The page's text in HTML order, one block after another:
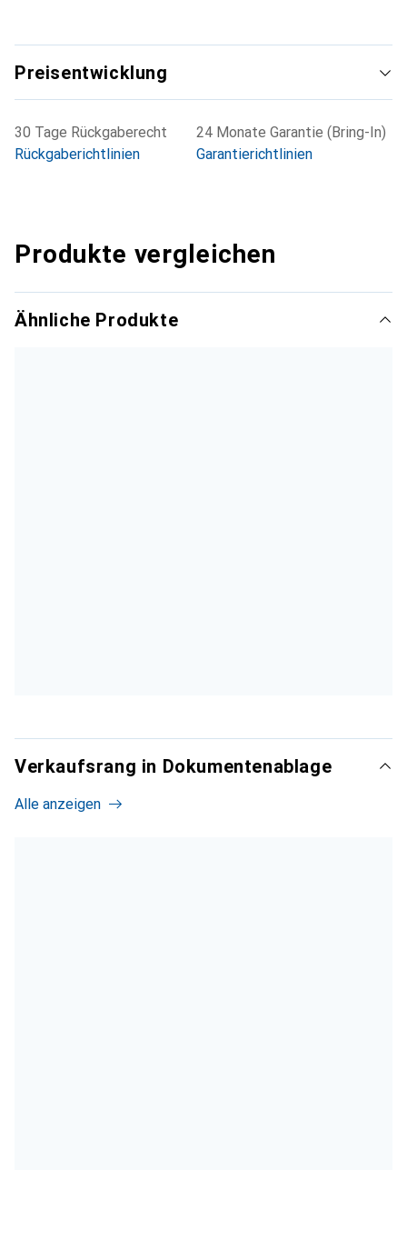
Preisentwicklung
30 Tage Rückgaberecht
Rückgaberichtlinien
24 Monate Garantie (Bring-In)
Garantierichtlinien
Produkte vergleichen
Ähnliche Produkte
Verkaufsrang in Dokumentenablage
Alle anzeigen